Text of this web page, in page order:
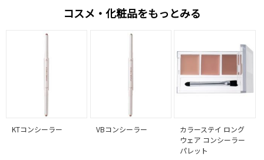
コスメ・化粧品をもっとみる
KTコンシーラー VBコンシーラー
カラーステイ ロング
ウェア コンシーラー
パレット